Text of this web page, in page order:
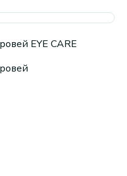
EYE CARE